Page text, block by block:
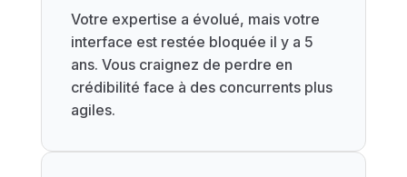
Votre expertise a évolué, mais votre
interface est restée bloquée il y a 5
ans. Vous craignez de perdre en
crédibilité face à des concurrents plus
agiles.